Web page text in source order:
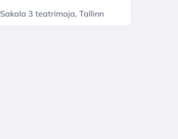
Sakala 3 teatrimaja, Tallinn